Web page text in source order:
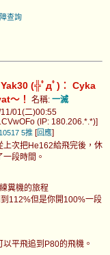
查詢
Yak30 (╬ﾟдﾟ)： Cyka
～！
名稱: 一滅
01(二)00:55
.CVwOFo (IP: 180.206.*.*)]
5推 [回應]
上次把He162給飛完後，休
一段時間。
糞機的旅程
112%但是你開100%一段
平飛追到P80的飛機。